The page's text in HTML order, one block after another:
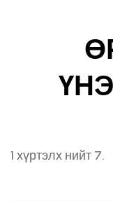
1 хүртэлх нийт 7.